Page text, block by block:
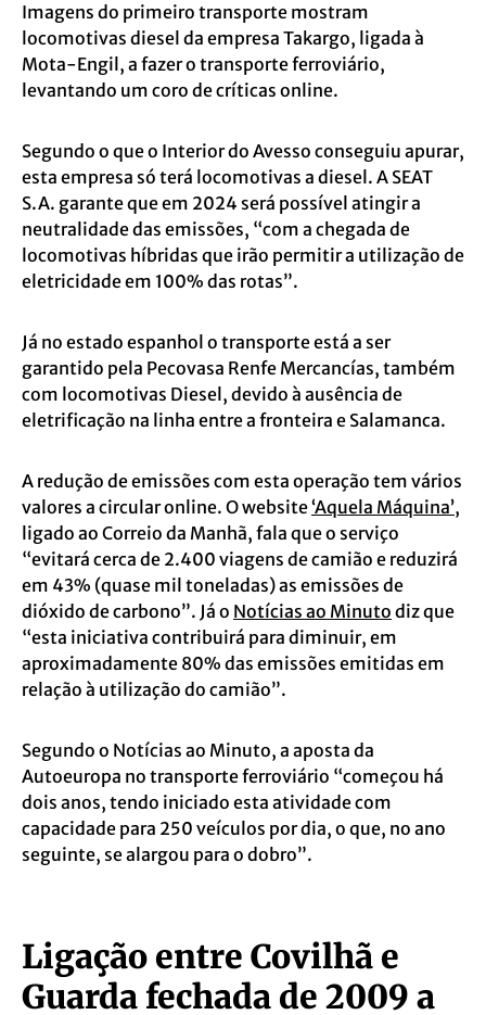
Imagens do primeiro transporte mostram
locomotivas diesel da empresa Takargo, ligada à
Mota-Engil, a fazer o transporte ferroviário,
levantando um coro de críticas online.
Segundo o que o Interior do Avesso conseguiu apurar,
esta empresa só terá locomotivas a diesel. A SEAT
S.A. garante que em 2024 será possível atingir a
neutralidade das emissões, “com a chegada de
locomotivas híbridas que irão permitir a utilização de
eletricidade em 100% das rotas”.
Já no estado espanhol o transporte está a ser
garantido pela Pecovasa Renfe Mercancías, também
com locomotivas Diesel, devido à ausência de
eletrificação na linha entre a fronteira e Salamanca.
A redução de emissões com esta operação tem vários
valores a circular online. O website‘Aquela Máquina’,
ligado ao Correio da Manhã, fala que o serviço
“evitará cerca de 2.400 viagens de camião e reduzirá
em 43% (quase mil toneladas) as emissões de
dióxido de carbono”. Já o Notícias ao Minuto diz que
“esta iniciativa contribuirá para diminuir, em
aproximadamente 80% das emissões emitidas em
relação à utilização do camião”.
Segundo o Notícias ao Minuto, a aposta da
Autoeuropa no transporte ferroviário “começou há
dois anos, tendo iniciado esta atividade com
capacidade para 250 veículos por dia, o que, no ano
seguinte, se alargou para o dobro”.
Ligação entre Covilhã e
Guarda fechada de 2009 a